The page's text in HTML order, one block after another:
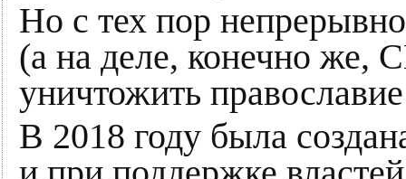
Но с тех пор
(а на деле, конечно
уничтожить
В 2018 году была